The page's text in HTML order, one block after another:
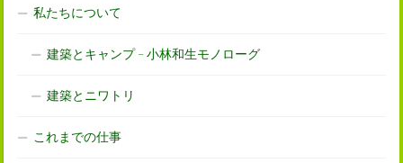
私たちについて
建築とキャンプ – 小林和生モノローグ
建築とニワトリ
これまでの仕事